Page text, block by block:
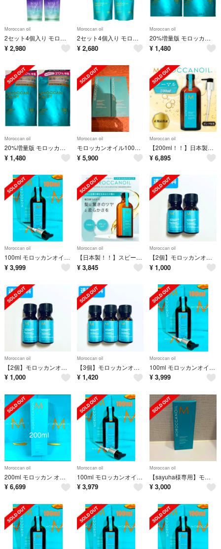
Moroccan oil
2セット4個入り モロッカンモイスト＆YOLUメロウナイトリペアシャンプー＆トリートメント詰替用
¥ 2,980
Moroccan oil
2セット4個入り モロッカン ビューティ🟩シャンプー＆トリートメント詰替用
¥ 2,680
Moroccan oil
20%増量版 モロッカンビューティモイストシャンプー＆トリートメント詰替用
¥ 1,480
Moroccan oil
20%増量版 モロッカンビューティモイストシャンプー＆トリートメント詰替用
¥ 1,480
Moroccan oil
モロッカンオイル100ml 2本 新品未使用
¥ 5,900
Moroccan oil
【200ml！！】日本製！！スピード発送！！モロッカンオイル200ml ポンプ付
¥ 6,895
Moroccan oil
100ml モロッカンオイル MOROCCANOIL トリートメント 国内正規
¥ 3,999
Moroccan oil
【日本製！！】スピード発送！！モロッカンオイル 100ml ポンプ付き！！
¥ 3,845
Moroccan oil
【2個】モロッカンオイル トリートメント 10ml 洗い流さないトリートメント
¥ 1,000
Moroccan oil
【2個】モロッカンオイル トリートメント 10ml 洗い流さないトリートメント
¥ 1,000
Moroccan oil
【3個】モロッカンオイル トリートメント 10ml 洗い流さないトリートメント
¥ 1,420
Moroccan oil
100ml モロッカンオイル MOROCCANOIL トリートメント 国内正規品
¥ 3,999
Moroccan oil
200ml モロッカン オイル トリートメント 新品 moroccanoil
¥ 6,699
Moroccan oil
100ml モロッカンオイル MOROCCANOIL トリートメント 国内正規
¥ 3,979
Moroccan oil
【sayuha様専用】モロッカンオイル オイルトリートメント ポンプ付
¥ 3,000